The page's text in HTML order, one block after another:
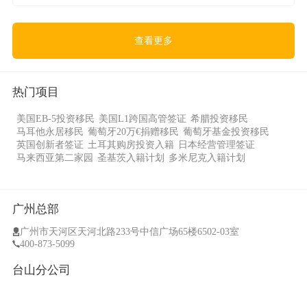
查看更多
热门项目
美国EB-5投资移民 美国L1跨国高管签证 希腊投资移民
马耳他永居移民 葡萄牙20万€捐赠移民 葡萄牙基金投资移民
英国创新者签证 土耳其购房投资入籍 日本经营管理签证
马来西亚第二家园 圣基茨入籍计划 多米尼克入籍计划
广州总部
广州市天河区天河北路233号中信广场65楼6502-03室
400-873-5099
台山分公司